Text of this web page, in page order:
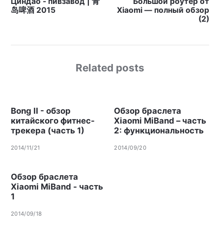
岛啤酒 2015
Xiaomi — полный обзор
(2)
Related posts
Bong II - обзор
китайского фитнес-
трекера (часть 1)
2014/11/21
Обзор браслета
Xiaomi MiBand – часть
2: функциональность
2014/09/20
Обзор браслета
Xiaomi MiBand - часть
1
2014/09/18